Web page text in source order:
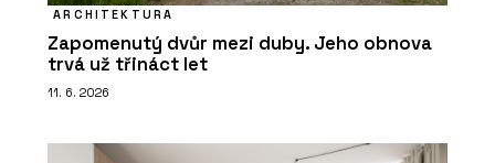
ARCHITEKTURA
Zapomenutý dvůr mezi duby. Jeho obnova
trvá už třináct let
11. 6. 2026